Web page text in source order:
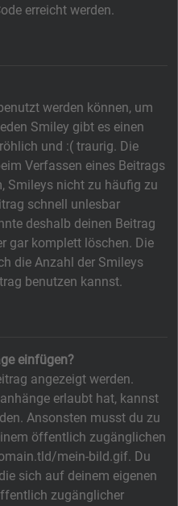
erreicht werden.
werden können, um
Smiley gibt es einen
und :( traurig. Die
Verfassen eines Beitrags
Smileys nicht zu häufig zu
schnell unlesbar
deshalb deinen Beitrag
gar komplett löschen. Die
die Anzahl der Smileys
benutzen kannst.
einfügen?
angezeigt werden.
erlaubt hat, kannst
Ansonsten musst du zu
öffentlich zugänglichen
mein-bild.gif. Du
sich auf deinem eigenen
zugänglicher